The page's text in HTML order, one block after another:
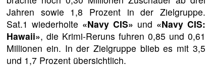
Jahren sowie 1,8 Prozent in der Zielgruppe.
Sat.1 wiederholte «Navy CIS» und «Navy CIS:
Hawaii», die Krimi-Reruns fuhren 0,85 und 0,61
Millionen ein. In der Zielgruppe blieb es mit 3,5
und 1,7 Prozent übersichtlich.